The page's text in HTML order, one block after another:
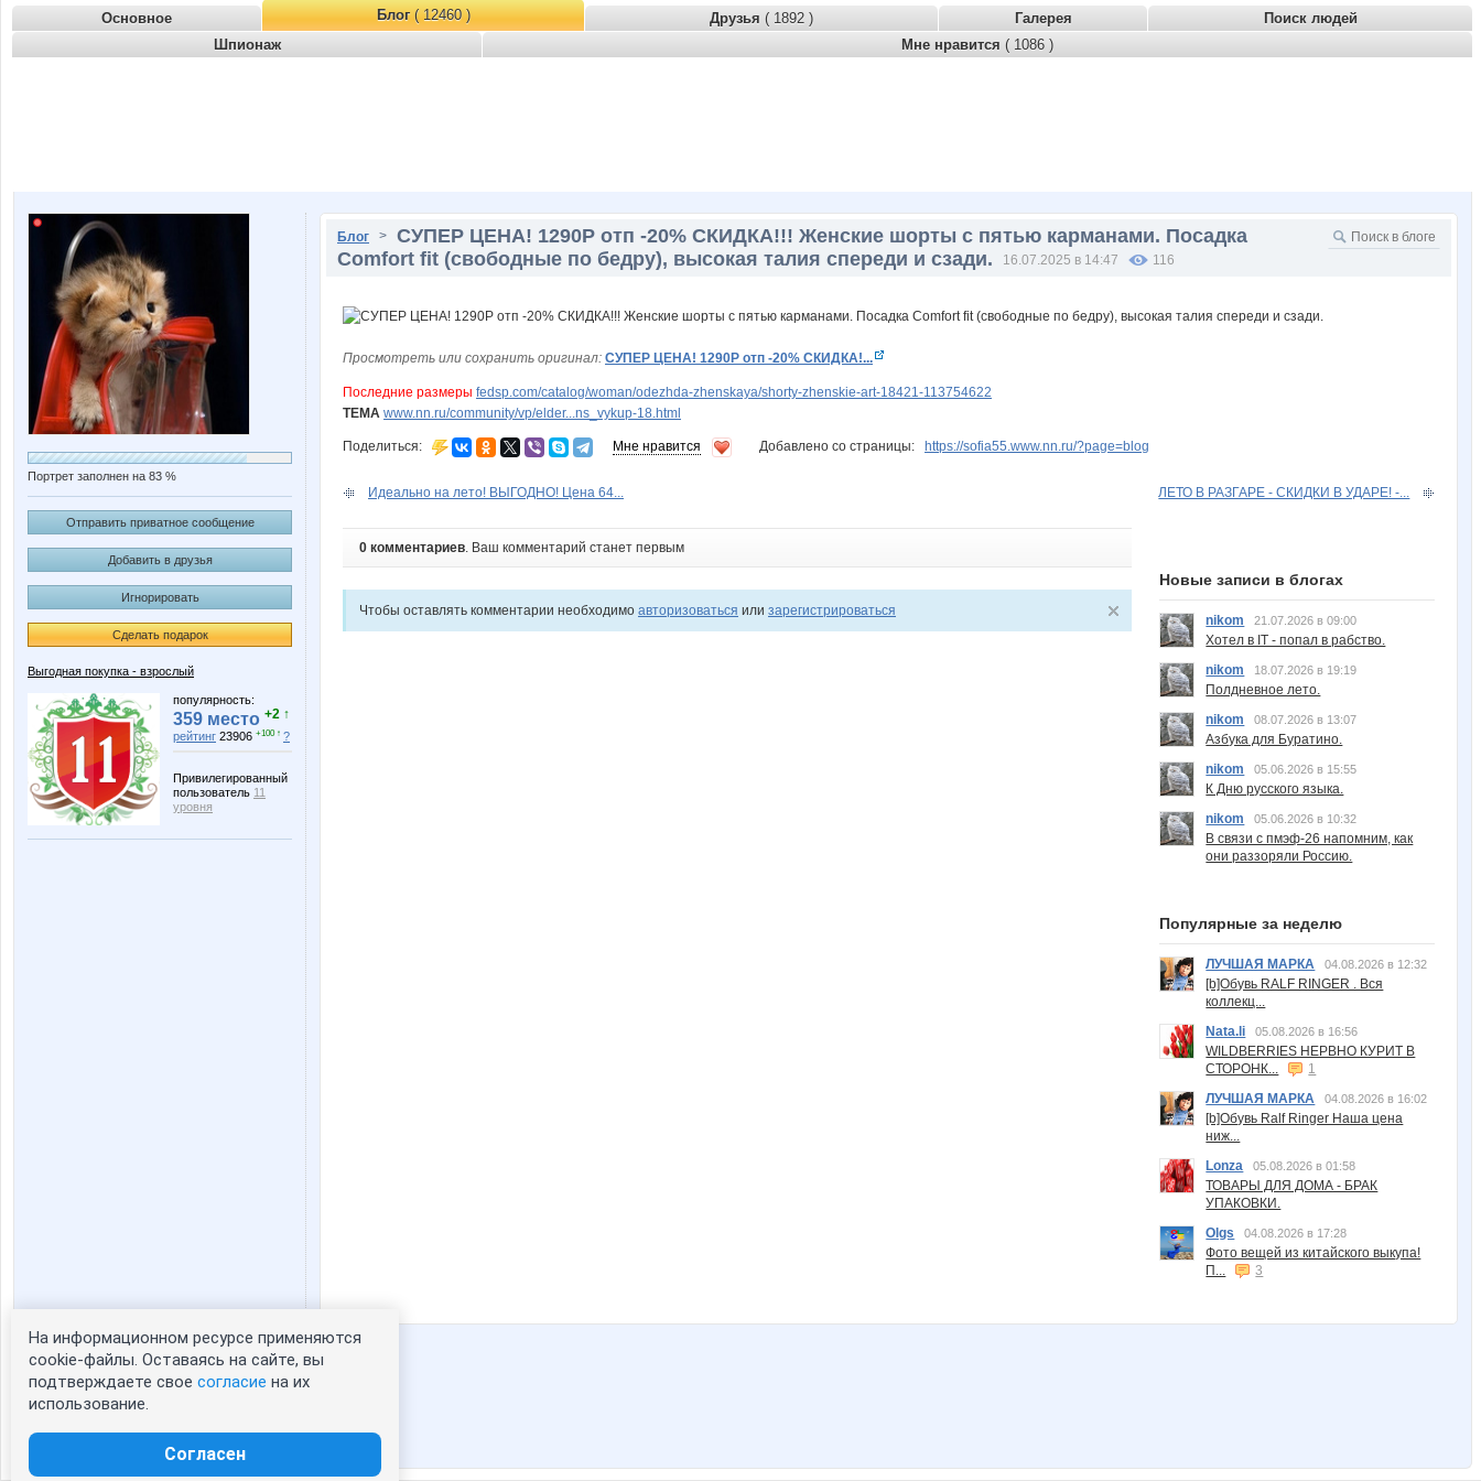
Основное Блог( 12460 ) Друзья ( 1892 ) Галерея
Поиск людей
Шпионаж
Мне нравится ( 1086 )
Портрет заполнен на 83 %
Отправить приватное сообщение
Добавить в друзья
Игнорировать
Сделать подарок
Выгодная покупка - взрослый
популярность:
359 место +2 ↑
рейтинг 23906 +100 ↑ ?
Привилегированный
пользователь 11
уровня
Статистика портрета:
сейчас просматривают портрет - 0
зарегистрированные пользователи
Блог > СУПЕР ЦЕНА! 1290Р отп -20% СКИДКА!!! Женские шорты с пятью карманами. Посадка
Comfort fit (свободные по бедру), высокая талия спереди и сзади.
16.07.2025 в 14:47 116
Просмотреть или сохранить оригинал: СУПЕР ЦЕНА! 1290Р отп -20% СКИДКА!...
Последние размеры fedsp.com/catalog/woman/odezhda-zhenskaya/shorty-zhenskie-art-18421-113754622
ТЕМА www.nn.ru/community/vp/elder...ns_vykup-18.html
Поделиться: Мне нравится Добавлено со страницы: https://sofia55.www.nn.ru/?page=blog
Идеально на лето! ВЫГОДНО! Цена 64... ЛЕТО В РАЗГАРЕ - СКИДКИ В УДАРЕ! -...
0 комментариев. Ваш комментарий станет первым
Чтобы оставлять комментарии необходимо авторизоваться или зарегистрироваться
Новые записи в блогах
nikom 21.07.2026 в 09:00
Хотел в IT - попал в рабство.
nikom
18.07.2026 в 19:19
Полдневное лето.
nikom
08.07.2026 в 13:07
Азбука для Буратино.
nikom
05.06.2026 в 15:55
К Дню русского языка.
nikom
05.06.2026 в 10:32
В связи с пмэф-26 напомним, как
они раззоряли Россию.
Популярные за неделю
ЛУЧШАЯ МАРКА 04.08.2026 в 12:32
[b]Обувь RALF RINGER . Вся
коллекц...
Nata.li
05.08.2026 в 16:56
WILDBERRIES НЕРВНО КУРИТ В
СТОРОНК...
1
ЛУЧШАЯ МАРКА
04.08.2026 в 16:02
[b]Обувь Ralf Ringer Наша цена
ниж...
Lonza
05.08.2026 в 01:58
ТОВАРЫ ДЛЯ ДОМА - БРАК
УПАКОВКИ.
Olgs
04.08.2026 в 17:28
Фото вещей из китайского выкупа!
П...
3
На информационном ресурсе применяются
cookie-файлы. Оставаясь на сайте, вы
подтверждаете свое согласие на их
использование.
Согласен